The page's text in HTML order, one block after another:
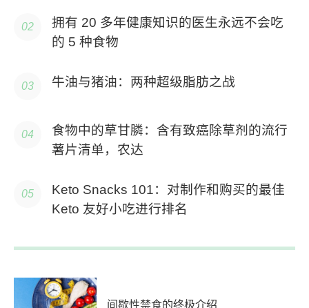
拥有 20 多年健康知识的医生永远不会吃
的 5 种食物
牛油与猪油：两种超级脂肪之战
食物中的草甘膦：含有致癌除草剂的流行
薯片清单，农达
Keto Snacks 101：对制作和购买的最佳
Keto 友好小吃进行排名
间歇性禁食的终极介绍